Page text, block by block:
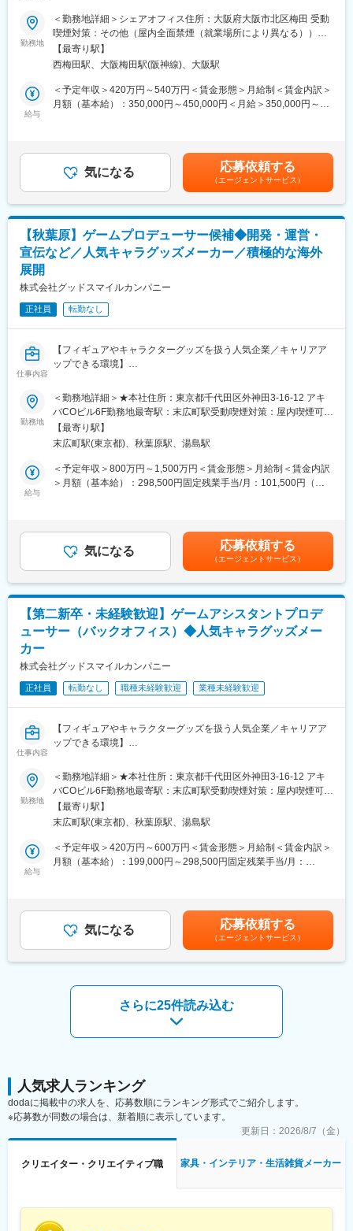
も、企業理念にあるように「健全な成長を続けることにより社会
貢献する」企業であり続けます。
変更の範囲：本文参照
■業務概要：
ステンドグラスをはじめとする、建築空間を彩る「意匠ガラス」
のデザインおよびクライアント提案をお任せします。単に指示さ
れた図面を引くのではなく、空間全体のコンセプトや光の入り方
を考慮し、ガラスが持つ美しさを最大限に引き出すクリエイティ
ブなポジションです。
すでにお付き合いのあるハウスメーカー等を訪問し、当社の新し
い意匠ガラスの施工事例や、最新のトピックをご説明します。い
わゆる「売り込み」ではなく、あなたの建築的な知見を活かして
2. 打ち合わせ・ヒアリング：
建築家、インテリアデザイナー、あるいは施主様と直接対話し、
ングします。
3. デザイン・図面作成：
みます。
デザインが決定したら、社内の職人と打ち合わせを行い、細部の
クオリティをコントロールします。
■ここがポイント：
願いすることもあります。当社の施工担当は、業界でも随一のガ
ラスのプロフェッショナル。そばで施工を経験することで、自分
■当社について：
私たちの技術と表現力は、建築業界の第一線で活躍するプロフェ
建築家のご自邸のプロジェクトに携わり、「押し花ガラス」と
「チップガラス」の制作を担当させていただきました。 一流のク
リエイターの感性をカタチにする仕事だからこそ、あなたのこれ
までの建築・設計の知識や、アートへの審美眼がダイレクトに活
変更の範囲：会社の定める業務
勤務地
＜勤務地詳細＞シェアオフィス住所：大阪府大阪市北区梅田 受動
喫煙対策：その他（屋内全面禁煙（就業場所により異なる））変
更の範囲：会社の定める事業所
【最寄り駅】
西梅田駅、大阪梅田駅(阪神線)、大阪駅
給与
＜予定年収＞420万円～540万円＜賃金形態＞月給制＜賃金内訳＞
月額（基本給）：350,000円～450,000円＜月給＞350,000円～
気になる 応募依頼する
（エージェントサービス）
【秋葉原】ゲームプロデューサー候補◆開発・運営・
宣伝など／人気キャラグッズメーカー／積極的な海外
展開
株式会社グッドスマイルカンパニー
正社員 転勤なし
仕事内容
【フィギュアやキャラクターグッズを扱う人気企業／キャリアア
ップできる環境】
■事業部のミッション：
事業部のミッションは「国内外のユーザーに向けたアニメIPでの
高品質なゲーム体験を作ること」です。
フィギュア事業を中心にグッドスマイルカンパニーが培ってきた
ノウハウと業界内での関係性が活かされる事業であり、より一層
の事業投資を行いながら、将来的にはゲーム事業をフィギュア事
業に並ぶもう一つの柱に成長させたいと考えております。
https://goodsmilegame.com/
・ユーザー体験とコミュニケーション設計
・版権元に提出する監修物の品質担保
・開発パートナーとの協業主導
■組織構成：
ゲーム事業部は役員含め3名と業務委託メンバーで構成されており
す。
■入社後の流れ：
開発・運営実務から宣伝、事業管理に至るまで網羅的に関わって
いただきます。
■特徴：
エンタメ業界では、流行や最先端の情報に機動的に対応し続けな
ければなりません。弊社では役員間の情報共有と意思決定のプロ
セスをコンパクトにした事業判断を心がけております。充分にリ
「情熱を注げるか」で判断するところも弊社の大きな特徴となり
ます。
を手がけています。海外での日本フィギュアの評価が非常に高
く、当社でも海外展開を積極的に行っています。
キャラクターフィギュア市場で国内シェアNo.1（矢野経済研究所
調べ）。巣ごもり需要で市場は拡大し続け、中国市場も2023年に
1,500億円規模へ成長見込み。海外でも日本フィギュアの人気は非
常に高く、当社も海外展開を強化中です。
勤務地
＜勤務地詳細＞★本社住所：東京都千代田区外神田3-16-12 アキ
バCOビル6F勤務地最寄駅：末広町駅受動喫煙対策：屋内喫煙可能
場所あり変更の範囲：会社の定める事業所
【最寄り駅】
末広町駅(東京都)、秋葉原駅、湯島駅
給与
＜予定年収＞800万円～1,500万円＜賃金形態＞月給制＜賃金内訳
＞月額（基本給）：298,500円固定残業手当/月：101,500円（固
的に考慮した上で決定いたします。■昇給：年2回（4月、10月）■
賞与：年2回（7月、12月）賃金はあくまでも目安の金額であり、
選考を通じて上下する可能性があります。月給(月額)は固定手当を
含めた表記です。
気になる 応募依頼する
（エージェントサービス）
【第二新卒・未経験歓迎】ゲームアシスタントプロデ
ューサー（バックオフィス）◆人気キャラグッズメー
カー
株式会社グッドスマイルカンパニー
正社員 転勤なし 職種未経験歓迎 業種未経験歓迎
仕事内容
【フィギュアやキャラクターグッズを扱う人気企業／キャリアア
ップできる環境】
■事業ミッション：
「国内外のユーザーに向けたアニメIPでの高品質なゲーム体験を
作ること」が事業部ミッションです。 フィギュア事業を中心にグ
ッドスマイルカンパニーが培ってきたノウハウとIPネットワーク
が活かされる事業であり、より一層の事業投資を行いながら、ゲ
ーム事業をフィギュア事業に並ぶもう一つの柱に成長させたいと
考えています。
https://goodsmilegame.com/
プロデューサーのもとで、ゲーム事業の土台を支える役割です。
・アカウント管理
・監修資料の整理・管理
・支払・請求・分配に関わるドキュメント作成および経理連携
ゲーム事業部は役員含め3名と業務委託メンバーで構成されており
開発は基本外注しております。今回は増員で募集を行っていま
■入社後の流れ：
まずは部内での業務を理解し、徐々に業務領域を広げて頂きま
す。
エンタメ業界では、流行や最先端の情報に機動的に対応し続けな
ければなりません。弊社では役員間の情報共有と意思決定のプロ
充分にリスクを考慮したうえで、最終的には、それが「おもしろ
■当社について：
勤務地
＜勤務地詳細＞★本社住所：東京都千代田区外神田3-16-12 アキ
バCOビル6F勤務地最寄駅：末広町駅受動喫煙対策：屋内喫煙可能
場所あり変更の範囲：会社の定める事業所
【最寄り駅】
末広町駅(東京都)、秋葉原駅、湯島駅
給与
＜予定年収＞420万円～600万円＜賃金形態＞月給制＜賃金内訳＞
月額（基本給）：199,000円～298,500円固定残業手当/月：
お持ちの経験やスキル、年齢などを総合的に考慮した上で決定い
たします。■昇給：年2回（4月、10月）■賞与：年2回（7月、12
月）賃金はあくまでも目安の金額であり、選考を通じて上下する
可能性があります。月給(月額)は固定手当を含めた表記です。
気になる 応募依頼する
（エージェントサービス）
さらに25件読み込む
人気求人ランキング
dodaに掲載中の求人を、応募数順にランキング形式でご紹介します。
※応募数が同数の場合は、新着順に表示しています。
更新日： 2026/8/7（金）
クリエイター・クリエイティブ職 家具・インテリア・生活雑貨メーカー